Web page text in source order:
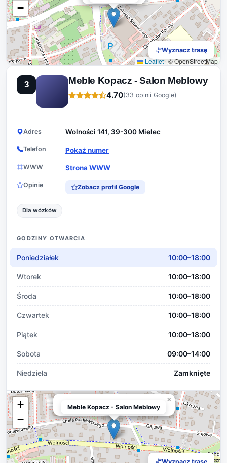
−
Leaflet|© OpenStreetMap
Wyznacz trasę
3 Meble Kopacz - Salon Meblowy
4.70(33 opinii Google)
Adres Wolności 141, 39-300 Mielec
Telefon Pokaż numer
WWW Strona WWW
Opinie Zobacz profil Google
Dla wózków
GODZINY OTWARCIA
Poniedziałek 10:00–18:00
Wtorek 10:00–18:00
Środa 10:00–18:00
Czwartek 10:00–18:00
Piątek 10:00–18:00
Sobota 09:00–14:00
Niedziela Zamknięte
Meble Kopacz - Salon Meblowy
×
+
−
Meble Kopacz - Salon Meblowy